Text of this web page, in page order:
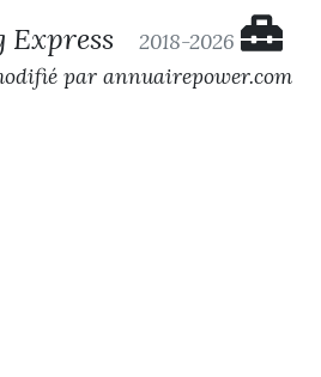
Express
2018-2026
par annuairepower.com